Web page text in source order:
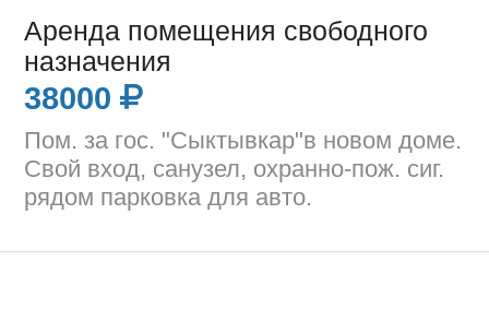
Аренда помещения свободного
назначения
38000
Пом. за гос. "Сыктывкар"в новом доме.
Свой вход, санузел, охранно-пож. сиг.
рядом парковка для авто.